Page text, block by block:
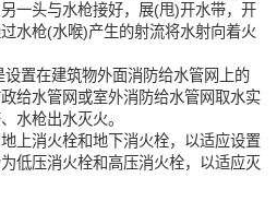
一头与水枪接好，展(甩)开水带，开
水枪(水喉)产生的射流将水射向着火
置在建筑物外面消防给水管网上的
给水管网或室外消防给水管网取水实
水枪出水灭火。
上消火栓和地下消火栓，以适应设置
低压消火栓和高压消火栓，以适应灭